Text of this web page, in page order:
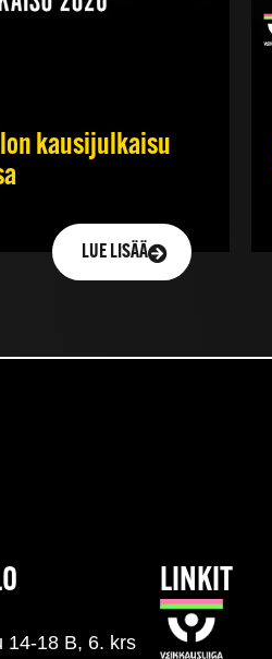
kausijulkaisu
LUE LISÄÄ
14-18 B, 6. krs
LINKIT